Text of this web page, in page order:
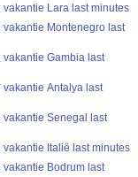
vakantie Lara last minutes
vakantie Montenegro last
vakantie Gambia last
vakantie Antalya last
vakantie Senegal last
vakantie Italië last minutes
vakantie Bodrum last